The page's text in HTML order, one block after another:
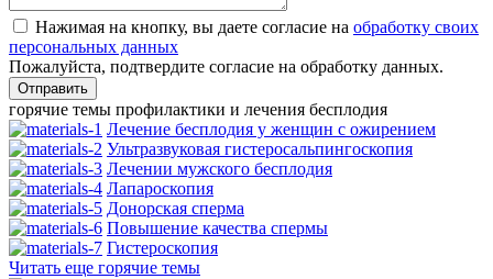
Нажимая на кнопку, вы даете согласие на обработку своих
персональных данных
Пожалуйста, подтвердите согласие на обработку данных.
горячие темы профилактики и лечения бесплодия
Лечение бесплодия у женщин с ожирением
Ультразвуковая гистеросальпингоскопия
Лечении мужского бесплодия
Лапароскопия
Донорская сперма
Повышение качества спермы
Гистероскопия
Читать еще горячие темы